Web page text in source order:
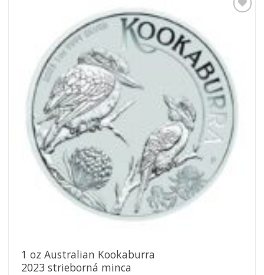
1 oz Australian Kookaburra
2023 strieborná minca